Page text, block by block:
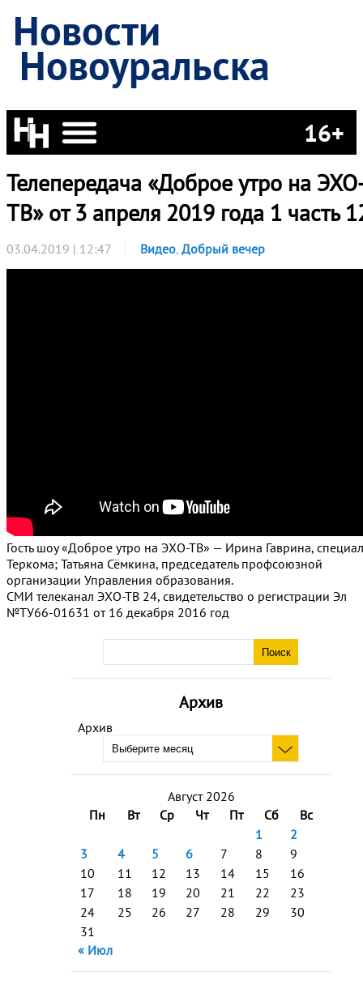
Новости
Новоуральска
16+
Архив
Архив
Август 2026
Пн
Вт Ср Чт Пт Сб
Вс
1
2
3
4 5 6 7 8
9
10
11 12 13 14 15
16
17
18 19 20 21 22
23
24
25 26 27 28 29
30
31
« Июл
Телепередача «Доброе утро на
ТВ» от 3 апреля 2019 года 1 часть
03.04.2019 | 12:47 Видео, Добрый вечер
Гость шоу «Доброе утро на ЭХО-ТВ» — Ирина Гаврина,
Теркома; Татьяна Сёмкина, председатель профсоюзной
организации Управления образования.
СМИ телеканал ЭХО-ТВ 24, свидетельство о регистрации Эл
№ТУ66-01631 от 16 декабря 2016 год